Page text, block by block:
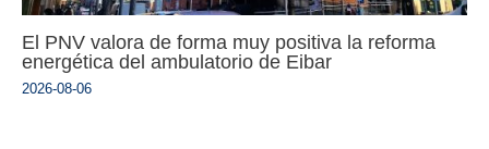
El PNV valora de forma muy positiva la reforma
energética del ambulatorio de Eibar
2026-08-06